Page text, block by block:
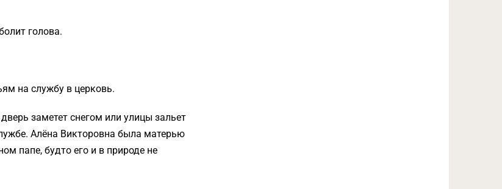
голова.
на службу в церковь.
заметет снегом или улицы зальет
Алёна Викторовна была матерью
папе, будто его и в природе не